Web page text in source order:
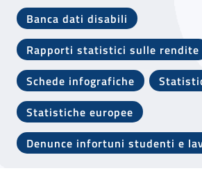
Banca dati disabili
Rapporti statistici sulle rendite
Schede infografiche
Statistiche europee
Denunce infortuni studenti e